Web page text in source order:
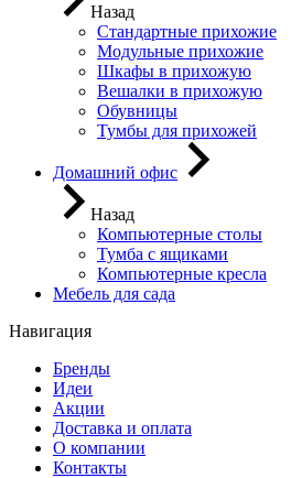
Назад
Стандартные прихожие
Модульные прихожие
Шкафы в прихожую
Вешалки в прихожую
Обувницы
Тумбы для прихожей
Домашний офис
Назад
Компьютерные столы
Тумба с ящиками
Компьютерные кресла
Мебель для сада
Навигация
Бренды
Идеи
Акции
Доставка и оплата
О компании
Контакты